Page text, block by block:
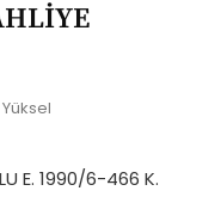
E. 1990/6-466 K.